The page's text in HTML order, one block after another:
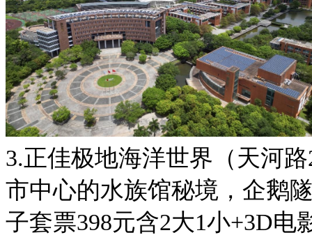
3.正佳极地海洋世界（天河路
市中心的水族馆秘境，企鹅
子套票398元含2大1小+3D